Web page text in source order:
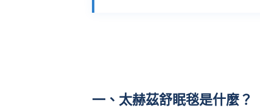
一、太赫茲舒眠毯是什麼？